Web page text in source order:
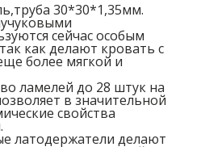
30*30*1,35мм.
сейчас особым
как делают кровать с
более мягкой и
ламелей до 28 штук на
в значительной
свойства
латодержатели делают